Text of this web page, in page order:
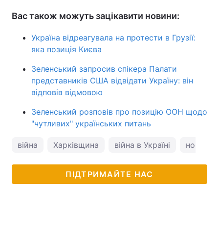
Вас також можуть зацікавити новини:
Україна відреагувала на протести в Грузії:
яка позиція Києва
Зеленський запросив спікера Палати
представників США відвідати Україну: він
відповів відмовою
Зеленський розповів про позицію ООН щодо
"чутливих" українських питань
війна Харківщина війна в Україні новини
ПІДТРИМАЙТЕ НАС